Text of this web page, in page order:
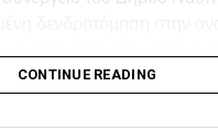
τη Ντάπια Τσαούς.
πραγματοποιήθηκε και το
CONTINUE READING